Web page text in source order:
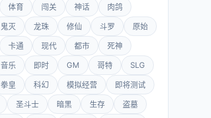
体育 闯关 神话 肉鸽
鬼灭 龙珠 修仙 斗罗 原始
卡通 现代 都市 死神
音乐 即时 GM 哥特 SLG
拳皇 科幻 模拟经营 即将测试
圣斗士 暗黑 生存 盗墓